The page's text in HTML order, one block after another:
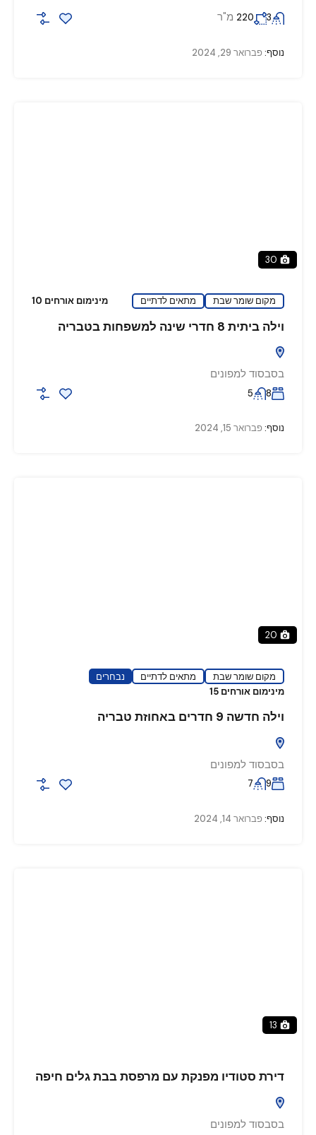
3
220 מ"ר
נוסף:פברואר 29, 2024
30
מקום שומר שבת מתאים לדתיים מינימום אורחים 10
וילה ביתית 8 חדרי שינה למשפחות בטבריה
בסבסוד למפונים
8
5
נוסף:פברואר 15, 2024
20
מקום שומר שבת מתאים לדתיים
נבחרים
מינימום אורחים 15
וילה חדשה 9 חדרים באחוזת טבריה
בסבסוד למפונים
9
7
נוסף:פברואר 14, 2024
13
דירת סטודיו מפנקת עם מרפסת בבת גלים חיפה
בסבסוד למפונים